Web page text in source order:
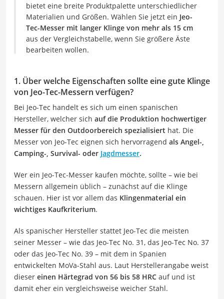
bietet eine breite Produktpalette unterschiedlicher
Materialien und Größen. Wählen Sie jetzt ein Jeo-
Tec-Messer mit langer Klinge von mehr als 15 cm
aus der Vergleichstabelle, wenn Sie größere Äste
bearbeiten wollen.
1. Über welche Eigenschaften sollte eine gute Klinge
von Jeo-Tec-Messern verfügen?
Bei Jeo-Tec handelt es sich um einen spanischen
Hersteller, welcher sich auf die Produktion hochwertiger
Messer für den Outdoorbereich spezialisiert hat. Die
Messer von Jeo-Tec eignen sich hervorragend als Angel-,
Camping-, Survival- oder Jagdmesser.
Wer ein Jeo-Tec-Messer kaufen möchte, sollte – wie bei
Messern allgemein üblich – zunächst auf die Klinge
schauen. Hier ist vor allem das Klingenmaterial ein
wichtiges Kaufkriterium.
Als spanischer Hersteller stattet Jeo-Tec die meisten
seiner Messer – wie das Jeo-Tec No. 31, das Jeo-Tec No. 37
oder das Jeo-Tec No. 39 – mit dem in Spanien
entwickelten MoVa-Stahl aus. Laut Herstellerangabe weist
dieser einen Härtegrad von 56 bis 58 HRC auf und ist
damit eher ein vergleichsweise weicher Stahl.